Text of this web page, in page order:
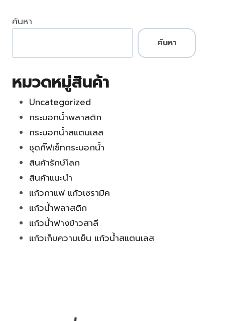
ค้นหา
ค้นหา
หมวดหมู่สินค้า
Uncategorized
กระบอกน้ำพลาสติก
กระบอกน้ำสแตนเลส
ชุดกิ๊ฟเซ็ทกระบอกน้ำ
สินค้ารักษ์โลก
สินค้าแนะนำ
แก้วกาแฟ แก้วเซรามิค
แก้วน้ำพลาสติก
แก้วน้ำฟางข้าวสาลี
แก้วเก็บความเย็น แก้วน้ำสแตนเลส